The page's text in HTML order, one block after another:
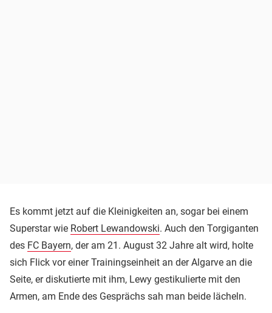
Es kommt jetzt auf die Kleinigkeiten an, sogar bei einem
Superstar wie Robert Lewandowski. Auch den Torgiganten
des FC Bayern, der am 21. August 32 Jahre alt wird, holte
sich Flick vor einer Trainingseinheit an der Algarve an die
Seite, er diskutierte mit ihm, Lewy gestikulierte mit den
Armen, am Ende des Gesprächs sah man beide lächeln.